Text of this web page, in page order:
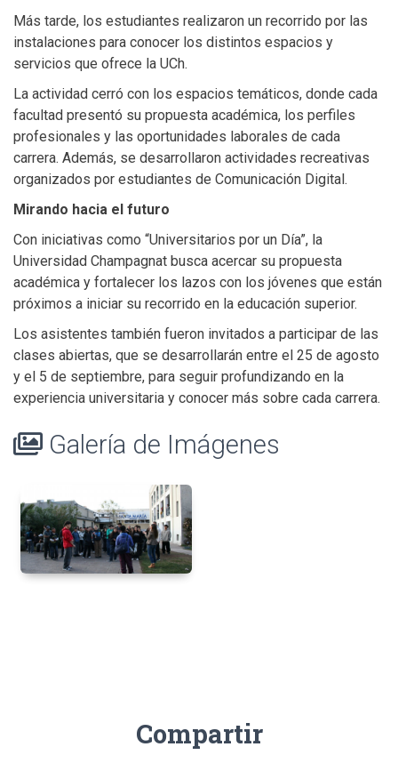
Más tarde, los estudiantes realizaron un recorrido por las
instalaciones para conocer los distintos espacios y
servicios que ofrece la UCh.
La actividad cerró con los espacios temáticos, donde cada
facultad presentó su propuesta académica, los perfiles
profesionales y las oportunidades laborales de cada
carrera. Además, se desarrollaron actividades recreativas
organizados por estudiantes de Comunicación Digital.
Mirando hacia el futuro
Con iniciativas como “Universitarios por un Día”, la
Universidad Champagnat busca acercar su propuesta
académica y fortalecer los lazos con los jóvenes que están
próximos a iniciar su recorrido en la educación superior.
Los asistentes también fueron invitados a participar de las
clases abiertas, que se desarrollarán entre el 25 de agosto
y el 5 de septiembre, para seguir profundizando en la
experiencia universitaria y conocer más sobre cada carrera.
Galería de Imágenes
Compartir